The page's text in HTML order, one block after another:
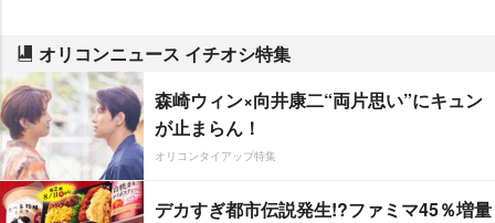
オリコンニュース イチオシ特集
森崎ウィン×向井康二“両片思い”にキュン
が止まらん！
オリコンタイアップ特集
デカすぎ都市伝説発生!?ファミマ45％増量